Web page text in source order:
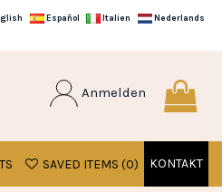
Español Italien Nederlands
Anmelden
KONTAKT
SAVED ITEMS (0)